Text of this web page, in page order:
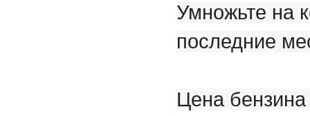
Умножьте на
последние
Цена